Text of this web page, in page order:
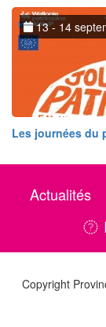
13 - 14
Les journées du
Actualités
Copyright